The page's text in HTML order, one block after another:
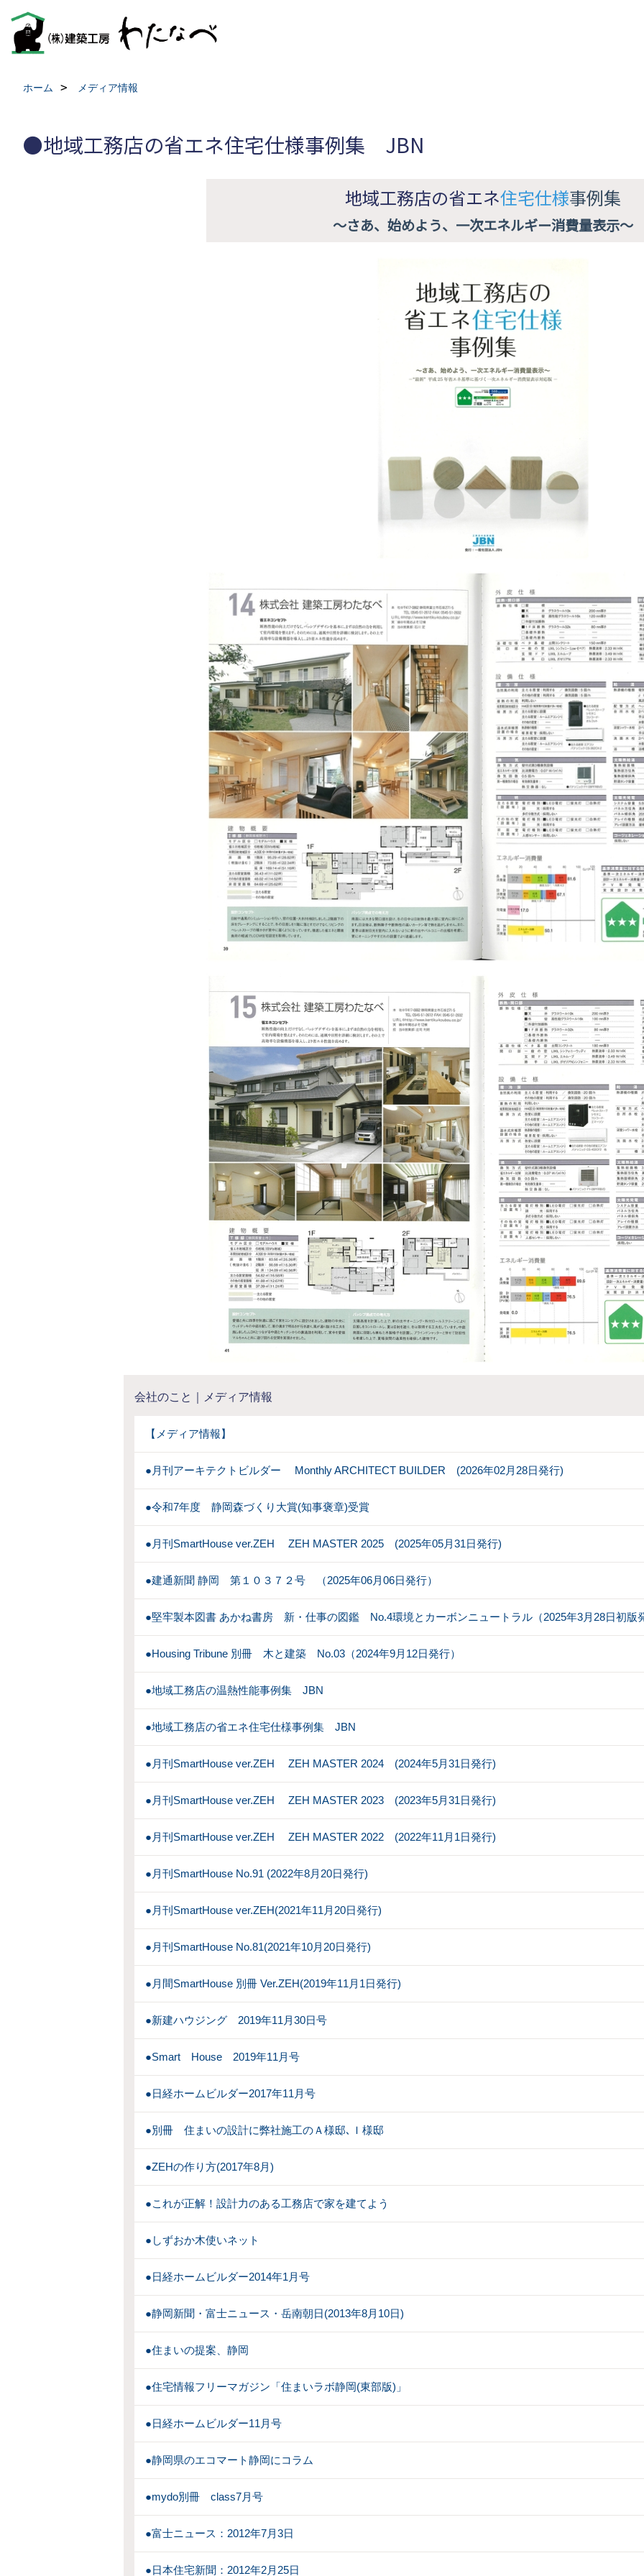
ホーム メディア情報
●地域工務店の省エネ住宅仕様事例集 JBN
地域工務店の省エネ住宅仕様事例集
～さあ、始めよう、一次エネルギー消費量表示～
会社のこと｜メディア情報
【メディア情報】
●月刊アーキテクトビルダー Monthly ARCHITECT BUILDER (2026年02月28日発行)
●令和7年度 静岡森づくり大賞(知事褒章)受賞
●月刊SmartHouse ver.ZEH ZEH MASTER 2025 (2025年05月31日発行)
●建通新聞 静岡 第１０３７２号 （2025年06月06日発行）
●堅牢製本図書 あかね書房 新・仕事の図鑑 No.4環境とカーボンニュートラル（2025年3月28日初版
●Housing Tribune 別冊 木と建築 No.03（2024年9月12日発行）
●地域工務店の温熱性能事例集 JBN
●地域工務店の省エネ住宅仕様事例集 JBN
●月刊SmartHouse ver.ZEH ZEH MASTER 2024 (2024年5月31日発行)
●月刊SmartHouse ver.ZEH ZEH MASTER 2023 (2023年5月31日発行)
●月刊SmartHouse ver.ZEH ZEH MASTER 2022 (2022年11月1日発行)
●月刊SmartHouse No.91 (2022年8月20日発行)
●月刊SmartHouse ver.ZEH(2021年11月20日発行)
●月刊SmartHouse No.81(2021年10月20日発行)
●月間SmartHouse 別冊 Ver.ZEH(2019年11月1日発行)
●新建ハウジング 2019年11月30日号
●Smart House 2019年11月号
●日経ホームビルダー2017年11月号
●別冊 住まいの設計に弊社施工のＡ様邸､Ｉ様邸
●ZEHの作り方(2017年8月)
●これが正解！設計力のある工務店で家を建てよう
●しずおか木使いネット
●日経ホームビルダー2014年1月号
●静岡新聞・富士ニュース・岳南朝日(2013年8月10日)
●住まいの提案、静岡
●住宅情報フリーマガジン「住まいラボ静岡(東部版)」
●日経ホームビルダー11月号
●静岡県のエコマート静岡にコラム
●mydo別冊 class7月号
●富士ニュース：2012年7月3日
●日本住宅新聞：2012年2月25日